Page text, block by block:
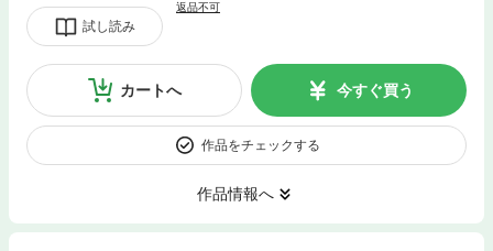
試し読み
返品不可
カートへ 今すぐ買う
作品をチェックする
作品情報へ